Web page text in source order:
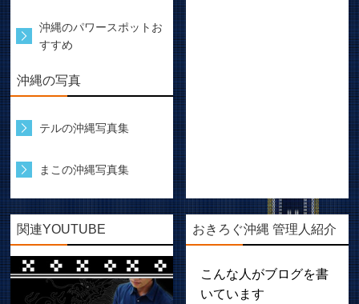
沖縄のパワースポットお
すすめ
沖縄の写真
テルの沖縄写真集
まこの沖縄写真集
関連YOUTUBE おきろぐ沖縄 管理人紹介
こんな人がブログを書
いています